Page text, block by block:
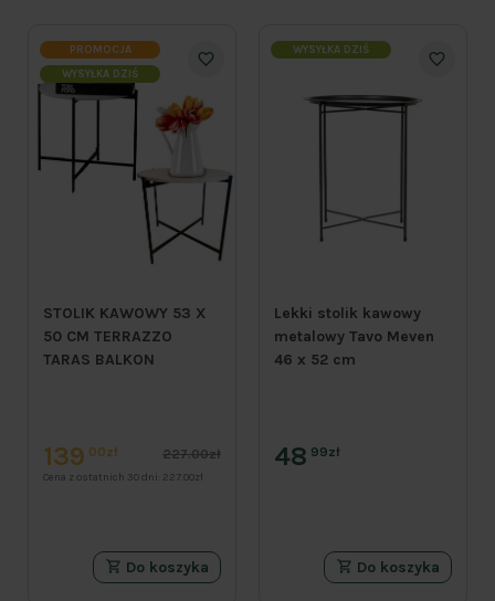
PROMOCJA
WYSYŁKA DZIŚ
STOLIK KAWOWY 53 X
50 CM TERRAZZO
TARAS BALKON
139 00zł 227.00zł
Cena z ostatnich 30 dni: 227.00zł
Do koszyka
WYSYŁKA DZIŚ
Lekki stolik kawowy
metalowy Tavo Meven
46 x 52 cm
48 99zł
Do koszyka